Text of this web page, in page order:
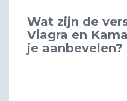
Wat zijn de
Viagra en
je aanbevelen?